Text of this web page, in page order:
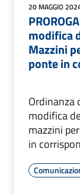
20 MAGGIO
modifica
Mazzini
ponte in
Ordinanza
modifica
mazzini
in